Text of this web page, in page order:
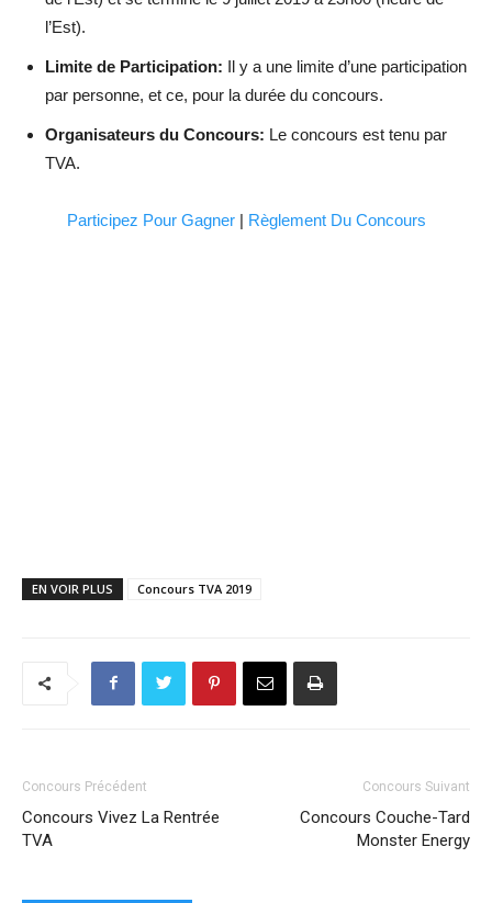
l’Est).
Limite de Participation: Il y a une limite d’une participation
par personne, et ce, pour la durée du concours.
Organisateurs du Concours: Le concours est tenu par
TVA.
Participez Pour Gagner| Règlement Du Concours
EN VOIR PLUS Concours TVA 2019
Concours Précédent
Concours Vivez La Rentrée
TVA
Concours Suivant
Concours Couche-Tard
Monster Energy